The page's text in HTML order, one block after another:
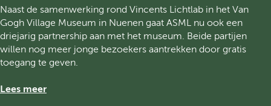
h
S
i
t
e
F
r
i
j
g
t
u
A
l
l
e
j
u
Naast de samenwerking rond Vincents Lichtlab in het Van
Gogh Village Museum in Nuenen gaat ASML nu ook een
driejarig partnership aan met het museum. Beide partijen
willen nog meer jonge bezoekers aantrekken door gratis
toegang te geven.
Lees meer